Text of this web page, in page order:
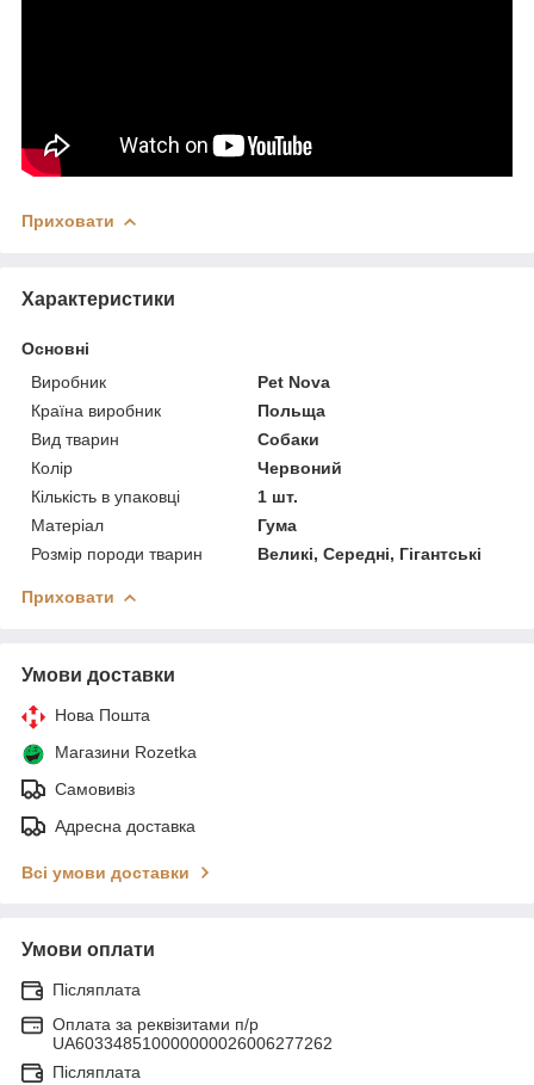
Приховати
Характеристики
Основні
Виробник
Pet Nova
Країна виробник
Польща
Вид тварин
Собаки
Колір
Червоний
Кількість в упаковці
1 шт.
Матеріал
Гума
Розмір породи тварин
Великі, Середні, Гігантські
Приховати
Умови доставки
Нова Пошта
Магазини Rozetka
Самовивіз
Адресна доставка
Всі умови доставки
Умови оплати
Післяплата
Оплата за реквізитами п/р
UA603348510000000026006277262
Післяплата